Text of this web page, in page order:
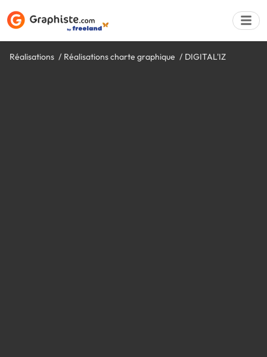
Réalisations Réalisations charte graphique DIGITAL'IZ